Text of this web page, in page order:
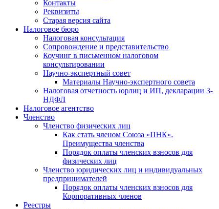
Контакты
Реквизиты
Старая версия сайта
Налоговое бюро
Налоговая консультация
Cопровождение и представительство
Коучинг в письменном налоговом
консультировании
Научно-экспертный совет
Материалы Научно-экспертного совета
Налоговая отчетность юрлиц и ИП, декларации 3-
НДФЛ
Налоговое агентство
Членство
Членство физических лиц
Как стать членом Союза «ПНК».
Преимущества членства
Порядок оплаты членских взносов для
физических лиц
Членство юридических лиц и индивидуальных
предпринимателей
Порядок оплаты членских взносов для
Корпоративных членов
Реестры